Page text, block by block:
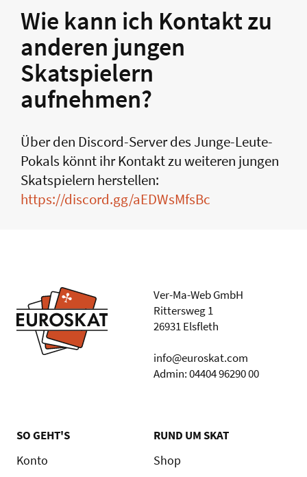
Wie kann ich Kontakt zu
anderen jungen
Skatspielern
aufnehmen?
Über den Discord-Server des Junge-Leute-
Pokals könnt ihr Kontakt zu weiteren jungen
Skatspielern herstellen:
https://discord.gg/aEDWsMfsBc
Ver-Ma-Web GmbH
Rittersweg 1
26931 Elsfleth
info@euroskat.com
Admin: 04404 96290 00
SO GEHT'S
Konto
RUND UM SKAT
Shop